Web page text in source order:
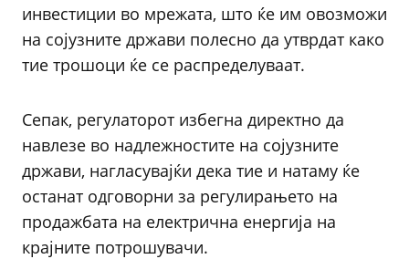
инвестиции во мрежата, што ќе им овозможи
на сојузните држави полесно да утврдат како
тие трошоци ќе се распределуваат.
Сепак, регулаторот избегна директно да
навлезе во надлежностите на сојузните
држави, нагласувајќи дека тие и натаму ќе
останат одговорни за регулирањето на
продажбата на електрична енергија на
крајните потрошувачи.